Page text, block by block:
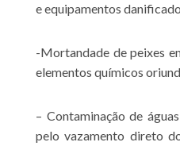
e equipamentos
-Mortandade de peixes
elementos químicos
– Contaminação de
pelo vazamento direto